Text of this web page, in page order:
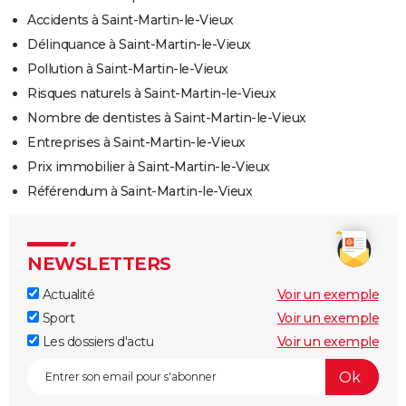
Accidents à Saint-Martin-le-Vieux
Délinquance à Saint-Martin-le-Vieux
Pollution à Saint-Martin-le-Vieux
Risques naturels à Saint-Martin-le-Vieux
Nombre de dentistes à Saint-Martin-le-Vieux
Entreprises à Saint-Martin-le-Vieux
Prix immobilier à Saint-Martin-le-Vieux
Référendum à Saint-Martin-le-Vieux
NEWSLETTERS
Actualité
Voir un exemple
Sport
Voir un exemple
Les dossiers d'actu
Voir un exemple